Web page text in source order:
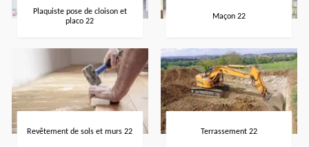
Plaquiste pose de cloison et
placo 22
Maçon 22
Revêtement de sols et murs 22 Terrassement 22